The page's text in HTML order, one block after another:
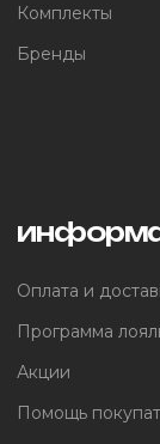
Комплекты
Бренды
Оплата и
Программа
Акции
Помощь